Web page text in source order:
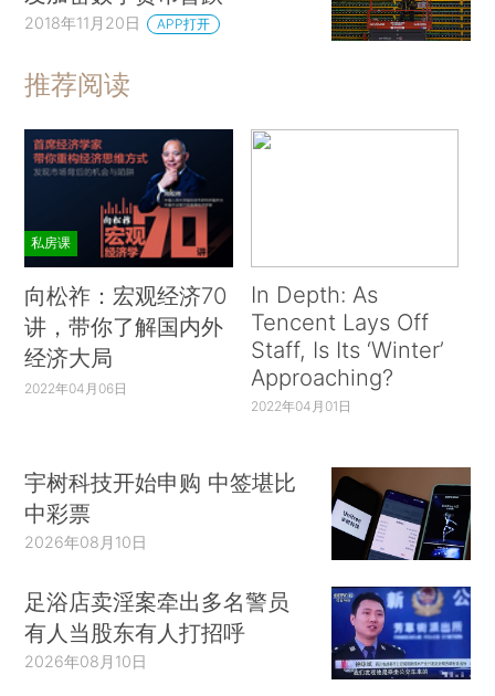
2018年11月20日 APP打开
推荐阅读
私房课
向松祚：宏观经济70
讲，带你了解国内外
经济大局
2022年04月06日
In Depth: As
Tencent Lays Off
Staff, Is Its ‘Winter’
Approaching?
2022年04月01日
宇树科技开始申购 中签堪比
中彩票
2026年08月10日
足浴店卖淫案牵出多名警员
有人当股东有人打招呼
2026年08月10日